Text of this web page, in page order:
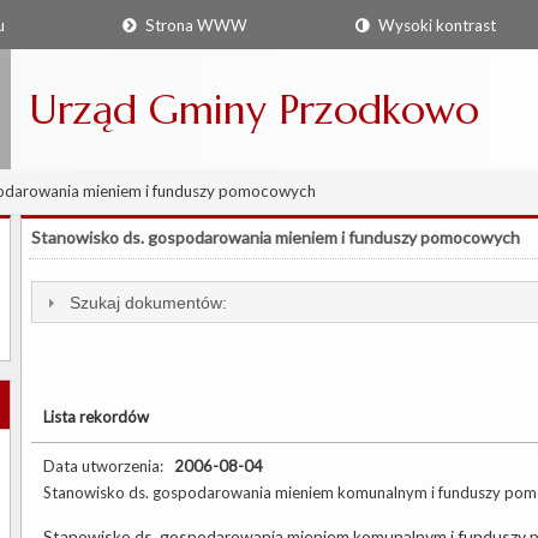
Strona WWW Wysoki kontrast
Urząd Gminy Przodkowo
mieniem i funduszy pomocowych
Stanowisko ds. gospodarowania mieniem i funduszy pomocowych
Szukaj dokumentów:
Lista rekordów
Data utworzenia: 2006-08-04
Stanowisko ds. gospodarowania mieniem komunalnym i funduszy